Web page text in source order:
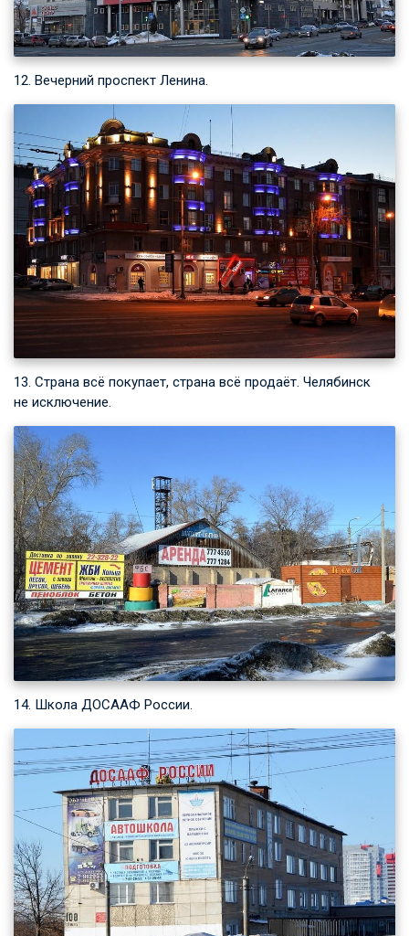
12. Вечерний проспект Ленина.
13. Страна всё покупает, страна всё продаёт. Челябинск
не исключение.
14. Школа ДОСААФ России.